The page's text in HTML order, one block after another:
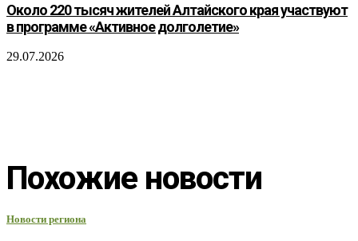
Около 220 тысяч жителей Алтайского края участвуют
в программе «Активное долголетие»
29.07.2026
Похожие новости
Новости региона